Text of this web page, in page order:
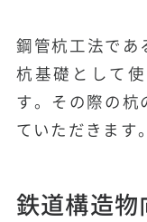
鋼管杭工法であ
杭基礎として
す。その際の杭
ていただきます。
鉄道構造